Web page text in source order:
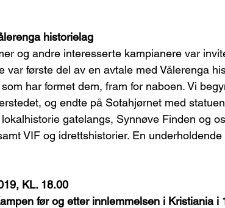
historielag
og andre interesserte kampianere var
var første del av en avtale med Vålerenga
har formet dem, fram for naboen. Vi
og endte på Sotahjørnet med
gatelangs, Synnøve Finden og
VIF og idrettshistorier. En
KL. 18.00
før og etter innlemmelsen i Kristiania i